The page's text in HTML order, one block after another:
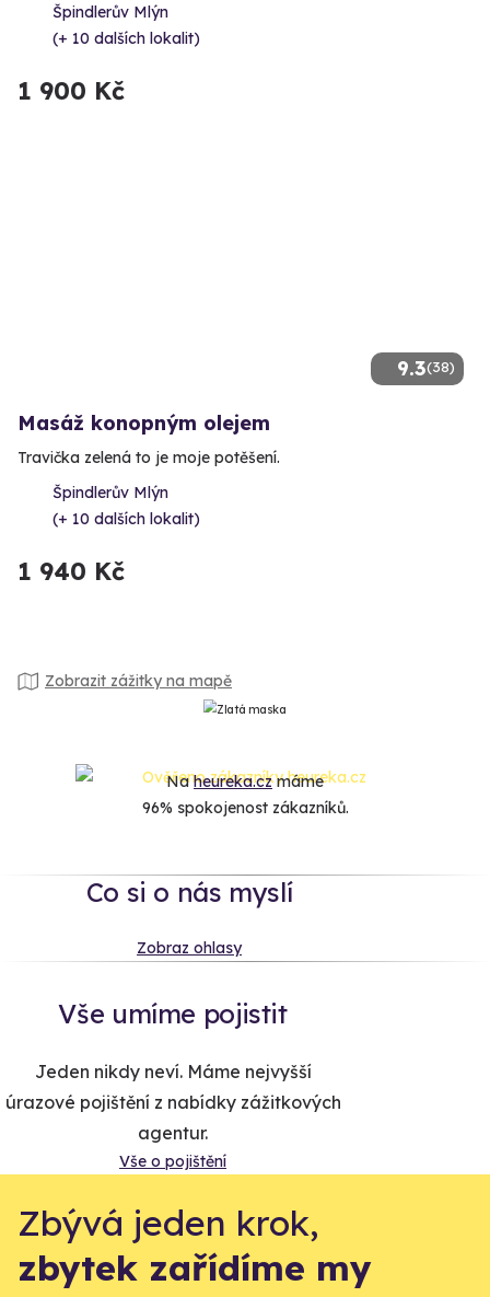
Špindlerův Mlýn
(+ 10 dalších lokalit)
1 900 Kč
9.3(38)
Masáž konopným olejem
Travička zelená to je moje potěšení.
Špindlerův Mlýn
(+ 10 dalších lokalit)
1 940 Kč
Zobrazit zážitky na mapě
Naheureka.czmáme
96% spokojenost zákazníků.
Co si o nás myslí
Zobraz ohlasy
Vše umíme pojistit
Jeden nikdy neví. Máme nejvyšší
úrazové pojištění z nabídky zážitkových
agentur.
Vše o pojištění
Zbývá jeden krok,
zbytek zařídíme my